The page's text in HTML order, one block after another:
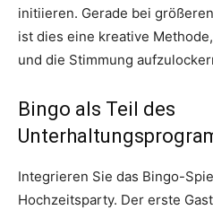
initiieren. Gerade bei
ist dies eine kreative
und die Stimmung
Bingo als Teil des
Integrieren Sie das Bingo-
Hochzeitsparty. Der erste